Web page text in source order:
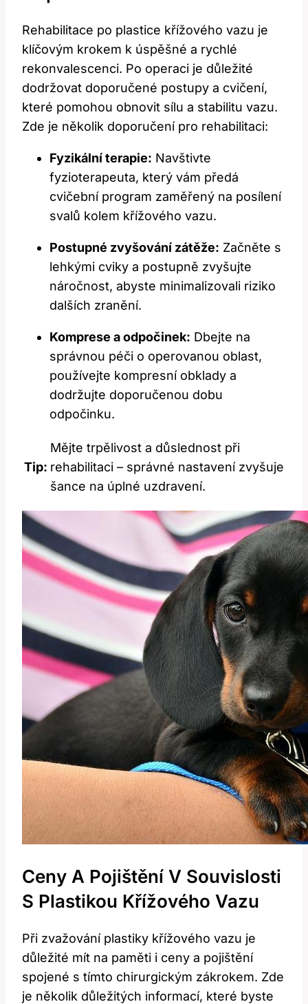
Rehabilitace po plastice křížového vazu je
klíčovým krokem k úspěšné a rychlé
rekonvalescenci. Po operaci je důležité
dodržovat doporučené postupy a cvičení,
které pomohou obnovit sílu a stabilitu vazu.
Zde je několik doporučení pro rehabilitaci:
Fyzikální terapie: Navštivte
fyzioterapeuta, který vám předá
cvičební program zaměřený na posílení
svalů kolem křížového vazu.
Postupné zvyšování zátěže: Začněte s
lehkými cviky a postupně zvyšujte
náročnost, abyste minimalizovali riziko
dalších zranění.
Komprese a odpočinek: Dbejte na
správnou péči o operovanou oblast,
používejte kompresní obklady a
dodržujte doporučenou dobu
odpočinku.
Tip:
Mějte trpělivost a důslednost při
rehabilitaci – správné nastavení zvyšuje
šance na úplné uzdravení.
Ceny A Pojištění V Souvislosti
S Plastikou Křížového Vazu
Při zvažování plastiky křížového vazu je
důležité mít na paměti i ceny a pojištění
spojené s tímto chirurgickým zákrokem. Zde
je několik důležitých informací, které byste